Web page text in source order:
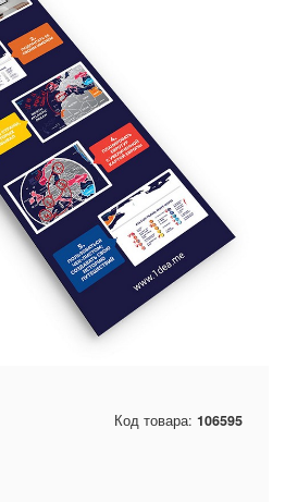
Код товара: 106595